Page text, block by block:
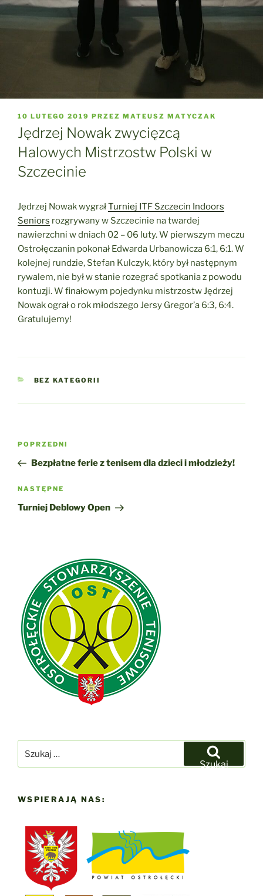
OPUBLIKOWANE
W
10 LUTEGO 2019 PRZEZ MATEUSZ MATYCZAK
Jędrzej Nowak zwycięzcą
Halowych Mistrzostw Polski w
Szczecinie
Jędrzej Nowak wygrałTurniej ITF Szczecin Indoors
Seniors rozgrywany w Szczecinie na twardej
nawierzchni w dniach 02 – 06 luty. W pierwszym meczu
Ostrołęczanin pokonał Edwarda Urbanowicza 6:1, 6:1. W
kolejnej rundzie, Stefan Kulczyk, który był następnym
rywalem, nie był w stanie rozegrać spotkania z powodu
kontuzji. W finałowym pojedynku mistrzostw Jędrzej
Nowak ograł o rok młodszego Jersy Gregor’a 6:3, 6:4.
Gratulujemy!
KATEGORIE
BEZ KATEGORII
Nawigacja
Poprzedni
wpis
POPRZEDNI
Bezpłatne ferie z tenisem dla dzieci i młodzieży!
Następny
wpis
NASTĘPNE
Turniej Deblowy Open
Szukaj
WSPIERAJĄ NAS: